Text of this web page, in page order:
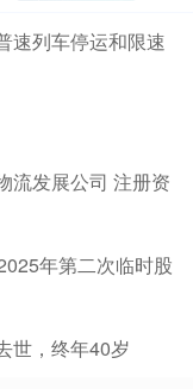
速列车停运和限速
流发展公司 注册资
年第二次临时股
世，终年40岁